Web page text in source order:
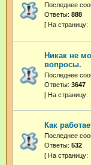
Последнее
Ответы: 888
Никак не
вопросы.
Последнее
Ответы: 3647
Как
Последнее
Ответы: 532